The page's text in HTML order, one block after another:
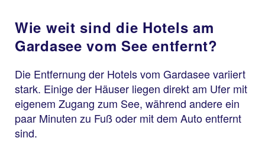
Wie weit sind die Hotels am
Gardasee vom See entfernt?
Die Entfernung der Hotels vom Gardasee variiert
stark. Einige der Häuser liegen direkt am Ufer mit
eigenem Zugang zum See, während andere ein
paar Minuten zu Fuß oder mit dem Auto entfernt
sind.